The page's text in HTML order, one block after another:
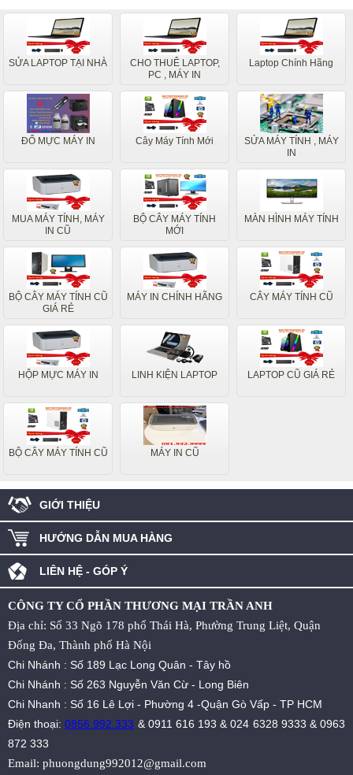
SỬA LAPTOP TẠI NHÀ
CHO THUÊ LAPTOP,
PC , MÁY IN
Laptop Chính Hãng
ĐỔ MỰC MÁY IN Cây Máy Tính Mới
SỬA MÁY TÍNH , MÁY
IN
MUA MÁY TÍNH, MÁY
IN CŨ
BỘ CÂY MÁY TÍNH
MỚI
MÀN HÌNH MÁY TÍNH
BỘ CÂY MÁY TÍNH CŨ
GIÁ RẺ
MÁY IN CHÍNH HÃNG CÂY MÁY TÍNH CŨ
HỘP MỰC MÁY IN LINH KIỆN LAPTOP LAPTOP CŨ GIÁ RẺ
BỘ CÂY MÁY TÍNH CŨ MÁY IN CŨ
GIỚI THIỆU
HƯỚNG DẪN MUA HÀNG
LIÊN HỆ - GÓP Ý
CÔNG TY CỔ PHẦN THƯƠNG MẠI TRẦN ANH
Địa chỉ: Số 33 Ngõ 178 phố Thái Hà, Phường Trung Liệt, Quận
Đống Đa, Thành phố Hà Nội
Chi Nhánh : Số 189 Lạc Long Quân - Tây hồ
Chi Nhánh : Số 263 Nguyễn Văn Cừ - Long Biên
Chi Nhanh : Số 16 Lê Lợi - Phường 4 -Quận Gò Vấp - TP HCM
Điện thoại:0856.992.333 & 0911 616 193 &024 6328 9333 &0963
872 333
Email: phuongdung992012@gmail.com